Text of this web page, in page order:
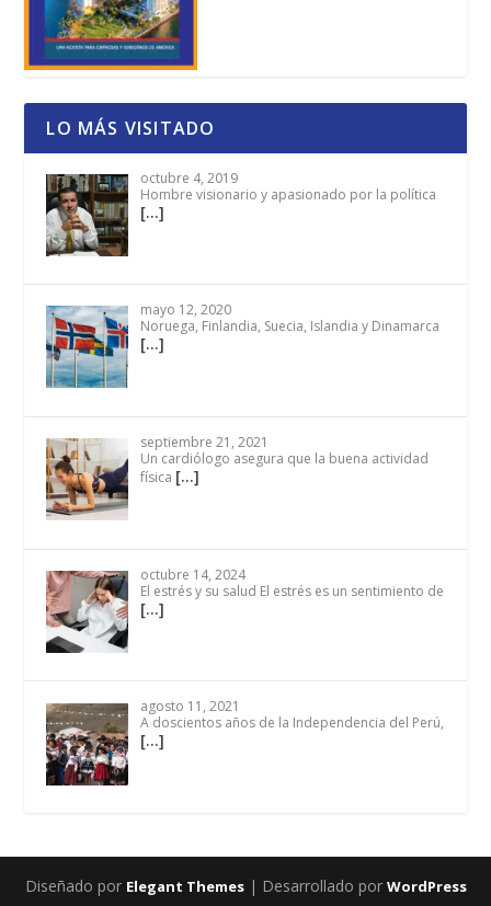
LO MÁS VISITADO
octubre 4, 2019
Hombre visionario y apasionado por la política
[…]
mayo 12, 2020
Noruega, Finlandia, Suecia, Islandia y Dinamarca
[…]
septiembre 21, 2021
Un cardiólogo asegura que la buena actividad
física […]
octubre 14, 2024
El estrés y su salud El estrés es un sentimiento de
[…]
agosto 11, 2021
A doscientos años de la Independencia del Perú,
[…]
Diseñado por Elegant Themes| Desarrollado por WordPress